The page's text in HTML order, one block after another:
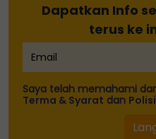
Dapatkan Info
terus ke
Saya telah memahami
Terma & Syarat dan